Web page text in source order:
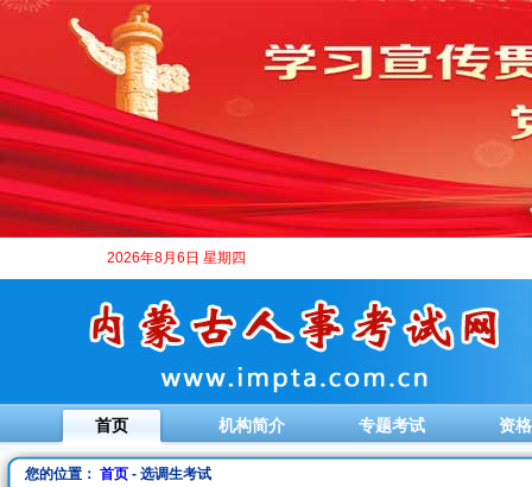
2026年8月6日 星期四
首页 机构简介 专题考试 资
您的位置： 首页- 选调生考试